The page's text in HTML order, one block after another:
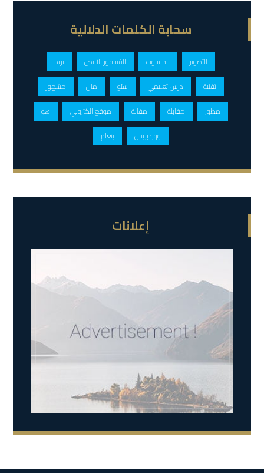
سحابة الكلمات الدلالية
التصوير الحاسوب الفسفور الابيض
بريد
تقنية
درس تعليمي سئو مال
مشهور
مطور
مقابلة مقالة موقع الكتروني
هو
ووردبريس
يتعلم
إعلانات